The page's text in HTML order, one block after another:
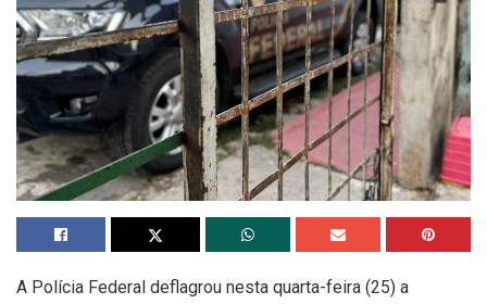
A Polícia Federal deflagrou nesta quarta-feira (25) a